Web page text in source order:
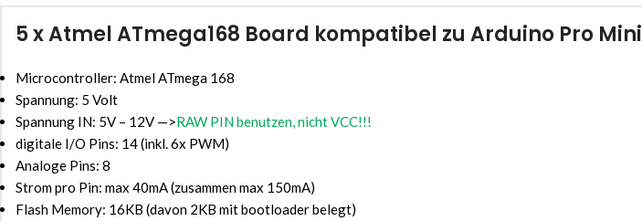
5 x Atmel ATmega168 Board kompatibel zu Arduino Pro Mini
Microcontroller: Atmel ATmega 168
Spannung: 5 Volt
Spannung IN: 5V – 12V —>RAW PIN benutzen, nicht VCC!!!
digitale I/O Pins: 14 (inkl. 6x PWM)
Analoge Pins: 8
Strom pro Pin: max 40mA (zusammen max 150mA)
Flash Memory: 16KB (davon 2KB mit bootloader belegt)